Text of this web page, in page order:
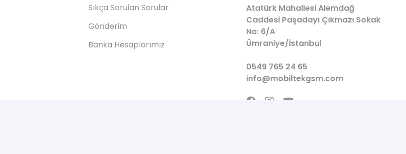
Sıkça Sorulan Sorular
Gönderim
Banka Hesaplarımız
Atatürk Mahallesi Alemdağ
Caddesi Paşadayı Çıkmazı Sokak
No: 6/A
Ümraniye/İstanbul
0549 765 24 65
info@mobiltekgsm.com